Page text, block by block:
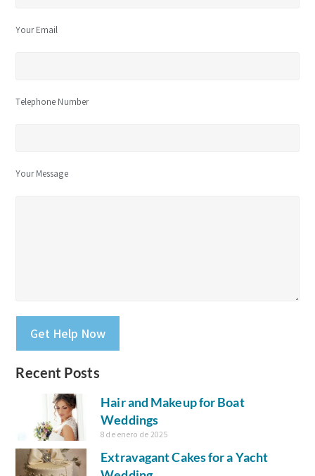
Your Email
Telephone Number
Your Message
Please leave this field empty.
Recent Posts
Hair and Makeup for Boat
Weddings
8 de enero de 2025
Extravagant Cakes for a Yacht